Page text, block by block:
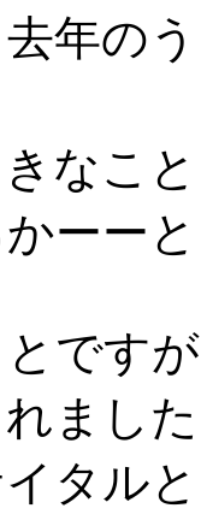
年の
なこ
ーー
です
まし
タル